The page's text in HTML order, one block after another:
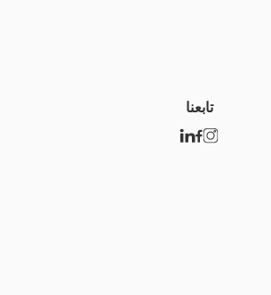
تابعنا